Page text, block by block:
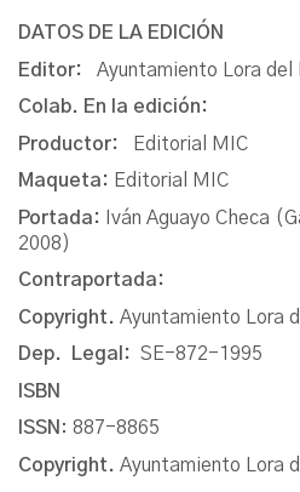
DATOS DE LA EDICIÓN
Editor: Ayuntamiento Lora del
Colab. En la edición:
Productor:
Editorial MIC
Maqueta: Editorial MIC
Portada:
Iván Aguayo Checa
2008)
Contraportada:
Copyright. Ayuntamiento Lora
Dep. Legal: SE-872-1995
ISSN : 887-8865
Copyright. Ayuntamiento Lora